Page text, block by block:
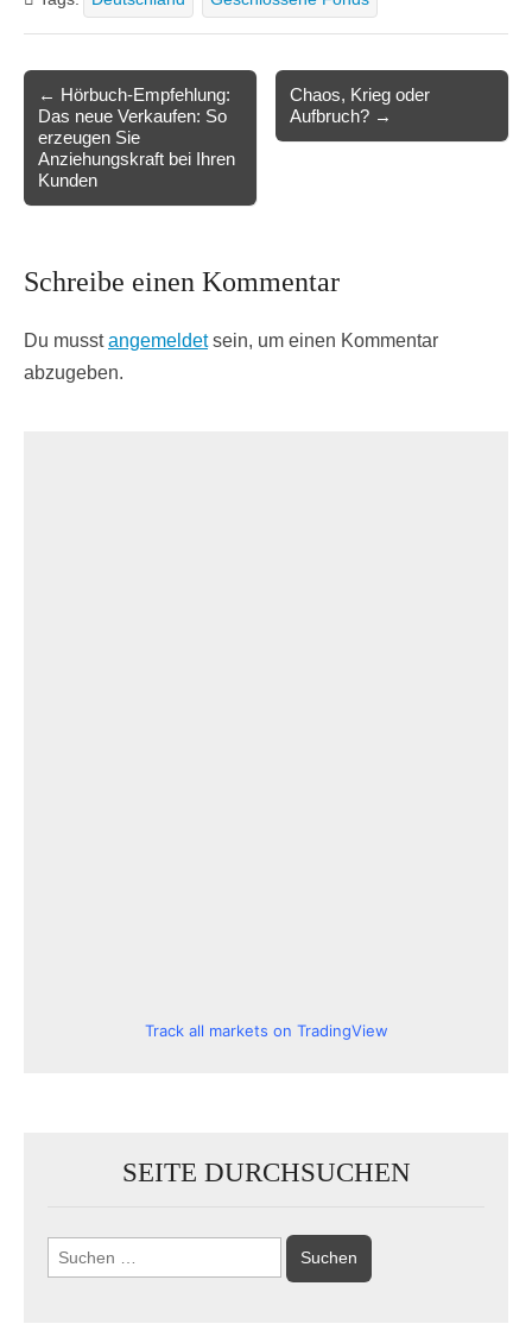
navigation
← Hörbuch-Empfehlung:
Das neue Verkaufen: So
erzeugen Sie
Anziehungskraft bei Ihren
Kunden
Chaos, Krieg oder
Aufbruch? →
Schreibe einen Kommentar
Du musstangemeldetsein, um einen Kommentar
abzugeben.
Track all markets on TradingView
SEITE DURCHSUCHEN
Suchen
nach: